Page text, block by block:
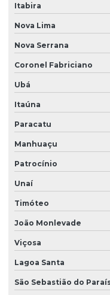
Monitoramento
Monitoramento
Monitoramento
Monitoramento
Monitoramento
Monitoramento e
Obra de terraplenagem
Orçamento sondagem
Plano de monitoramento
Projeto geométrico de
Projeto de restauração
Itabira
Nova Lima
Nova Serrana
Coronel Fabriciano
Ubá
Itaúna
Paracatu
Manhuaçu
Patrocínio
Unaí
Timóteo
João Monlevade
Viçosa
Lagoa Santa
São Sebastião do